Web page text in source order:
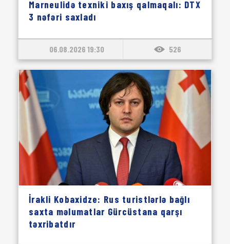
Marneulidə texniki baxış qalmaqalı: DTX
3 nəfəri saxladı
06.08.2026 19:30 526
İrakli Kobaxidze: Rus turistlərlə bağlı
saxta məlumatlar Gürcüstana qarşı
təxribatdır